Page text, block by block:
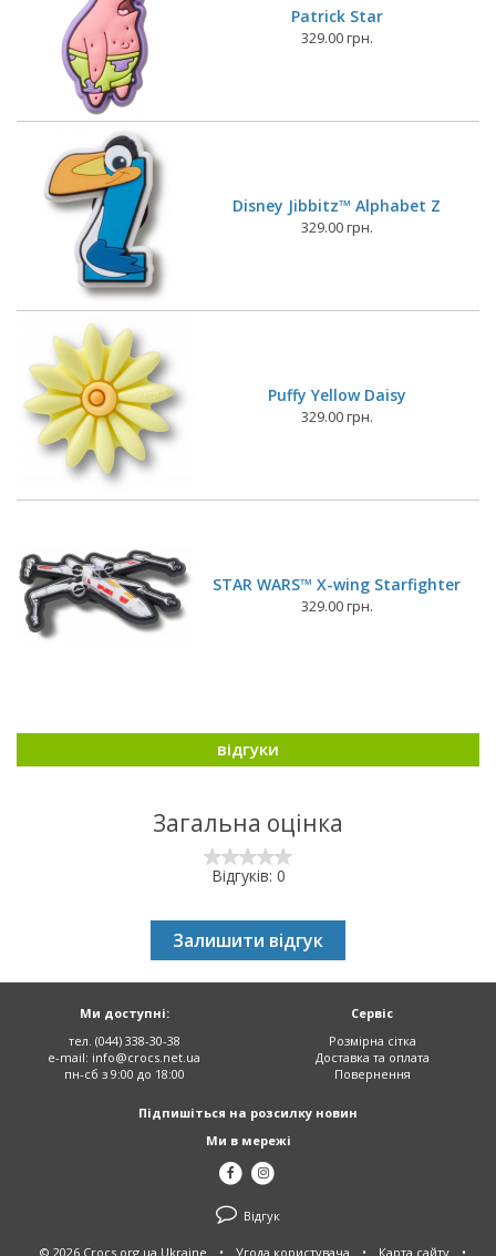
Patrick Star
329.00 грн.
Disney Jibbitz™ Alphabet Z
329.00 грн.
Puffy Yellow Daisy
329.00 грн.
STAR WARS™ X-wing Starfighter
329.00 грн.
відгуки
Загальна оцінка
Відгуків: 0
Залишити відгук
Сервіс
Розмірна сітка
Доставка та оплата
Повернення
Ми доступні:
тел. (044) 338-30-38
e-mail: info@crocs.net.ua
пн-сб з 9:00 до 18:00
Підпишіться на розсилку новин
Ми в мережі
Відгук
© 2026 Crocs.org.ua Ukraine • Угода користувача • Карта сайту •